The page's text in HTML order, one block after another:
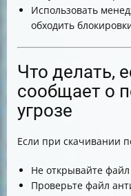
Использовать
обходить
Что делать,
сообщает о
угрозе
Если при скачивании
Не открывайте файл
Проверьте файл